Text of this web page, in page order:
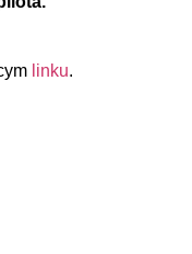
linku.